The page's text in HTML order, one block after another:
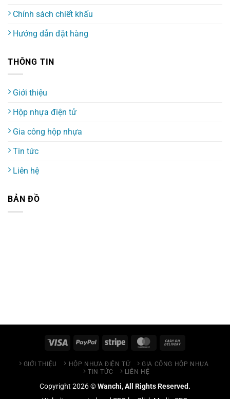
Chính sách chiết khấu
Hướng dẫn đặt hàng
THÔNG TIN
Giới thiệu
Hộp nhựa điện tử
Gia công hộp nhựa
Tin tức
Liên hệ
BẢN ĐỒ
GIỚI THIỆU HỘP NHỰA ĐIỆN TỬ
GIA CÔNG HỘP NHỰA
TIN TỨC
LIÊN HỆ
Copyright 2026 ©Wanchi, All Rights Reserved.